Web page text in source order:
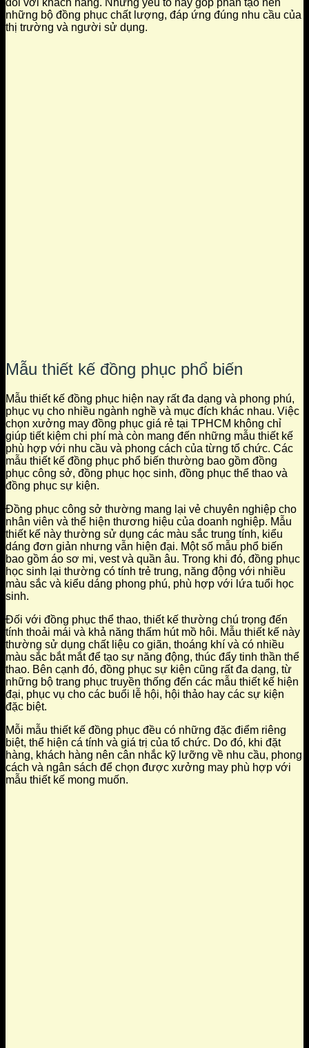
đối với khách hàng. Những yếu tố này góp phần tạo nên
những bộ đồng phục chất lượng, đáp ứng đúng nhu cầu của
thị trường và người sử dụng.
Mẫu thiết kế đồng phục phổ biến
Mẫu thiết kế đồng phục hiện nay rất đa dạng và phong phú,
phục vụ cho nhiều ngành nghề và mục đích khác nhau. Việc
chọn xưởng may đồng phục giá rẻ tại TPHCM không chỉ
giúp tiết kiệm chi phí mà còn mang đến những mẫu thiết kế
phù hợp với nhu cầu và phong cách của từng tổ chức. Các
mẫu thiết kế đồng phục phổ biến thường bao gồm đồng
phục công sở, đồng phục học sinh, đồng phục thể thao và
đồng phục sự kiện.
Đồng phục công sở thường mang lại vẻ chuyên nghiệp cho
nhân viên và thể hiện thương hiệu của doanh nghiệp. Mẫu
thiết kế này thường sử dụng các màu sắc trung tính, kiểu
dáng đơn giản nhưng vẫn hiện đại. Một số mẫu phổ biến
bao gồm áo sơ mi, vest và quần âu. Trong khi đó, đồng phục
học sinh lại thường có tính trẻ trung, năng động với nhiều
màu sắc và kiểu dáng phong phú, phù hợp với lứa tuổi học
sinh.
Đối với đồng phục thể thao, thiết kế thường chú trọng đến
tính thoải mái và khả năng thấm hút mồ hôi. Mẫu thiết kế này
thường sử dụng chất liệu co giãn, thoáng khí và có nhiều
màu sắc bắt mắt để tạo sự năng động, thúc đẩy tinh thần thể
thao. Bên cạnh đó, đồng phục sự kiện cũng rất đa dạng, từ
những bộ trang phục truyền thống đến các mẫu thiết kế hiện
đại, phục vụ cho các buổi lễ hội, hội thảo hay các sự kiện
đặc biệt.
Mỗi mẫu thiết kế đồng phục đều có những đặc điểm riêng
biệt, thể hiện cá tính và giá trị của tổ chức. Do đó, khi đặt
hàng, khách hàng nên cân nhắc kỹ lưỡng về nhu cầu, phong
cách và ngân sách để chọn được xưởng may phù hợp với
mẫu thiết kế mong muốn.